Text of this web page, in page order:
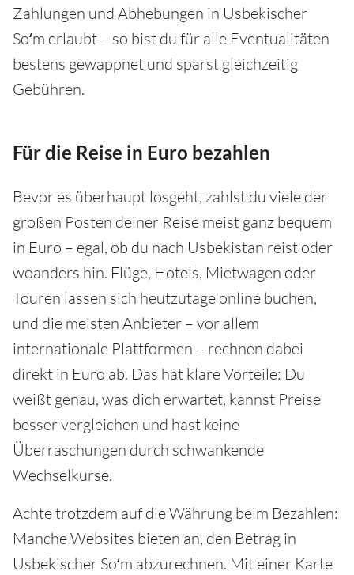
Zahlungen und Abhebungen in Usbekischer
Soʻm erlaubt – so bist du für alle Eventualitäten
bestens gewappnet und sparst gleichzeitig
Gebühren.
Für die Reise in Euro bezahlen
Bevor es überhaupt losgeht, zahlst du viele der
großen Posten deiner Reise meist ganz bequem
in Euro – egal, ob du nach Usbekistan reist oder
woanders hin. Flüge, Hotels, Mietwagen oder
Touren lassen sich heutzutage online buchen,
und die meisten Anbieter – vor allem
internationale Plattformen – rechnen dabei
direkt in Euro ab. Das hat klare Vorteile: Du
weißt genau, was dich erwartet, kannst Preise
besser vergleichen und hast keine
Überraschungen durch schwankende
Wechselkurse.
Achte trotzdem auf die Währung beim Bezahlen:
Manche Websites bieten an, den Betrag in
Usbekischer Soʻm abzurechnen. Mit einer Karte